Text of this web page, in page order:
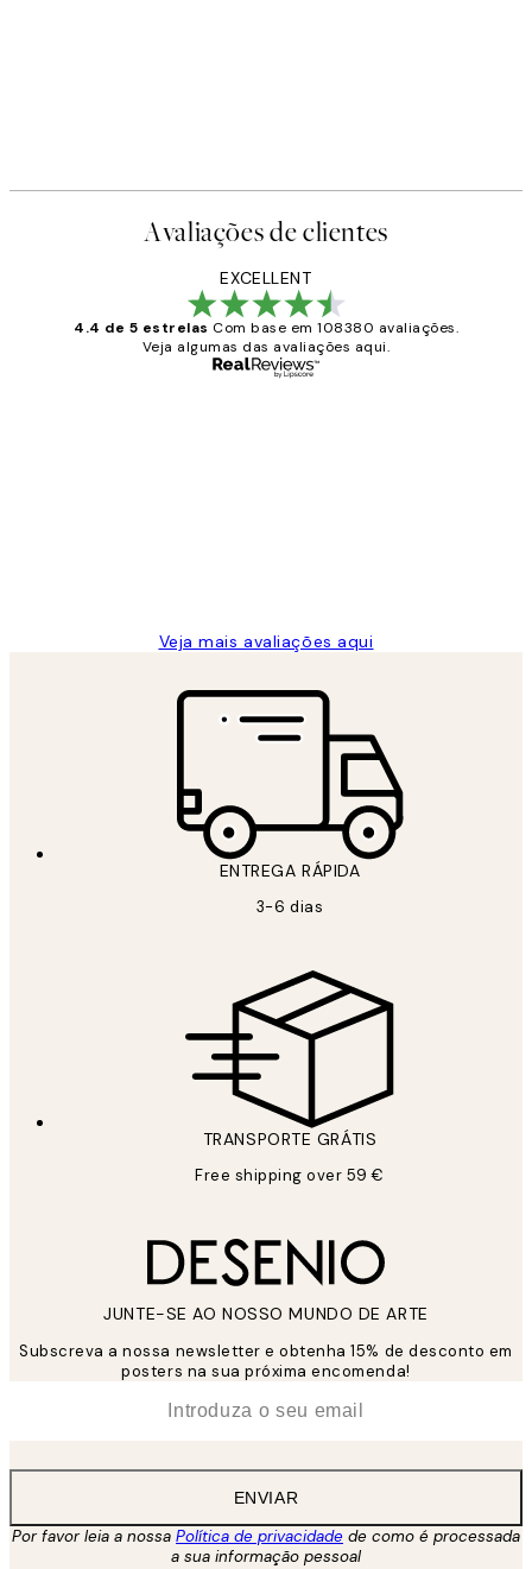
Avaliações de clientes
EXCELLENT
4.4 de 5 estrelas Com base em 108380 avaliações.
Veja algumas das avaliações aqui.
Veja mais avaliações aqui
ENTREGA RÁPIDA
3-6 dias
TRANSPORTE GRÁTIS
Free shipping over 59 €
JUNTE-SE AO NOSSO MUNDO DE ARTE
Subscreva a nossa newsletter e obtenha 15% de desconto em
posters na sua próxima encomenda!
ENVIAR
Por favor leia a nossa Política de privacidade de como é processada
a sua informação pessoal